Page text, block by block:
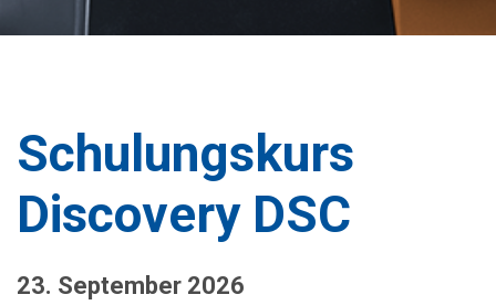
Schulungskurs
Discovery DSC
23. September 2026